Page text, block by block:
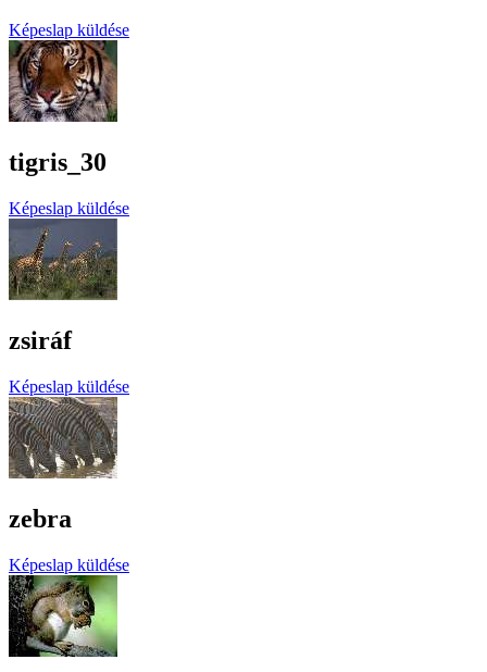
Képeslap küldése
tigris_30
Képeslap küldése
zsiráf
Képeslap küldése
zebra
Képeslap küldése